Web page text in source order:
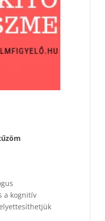
a kognitív